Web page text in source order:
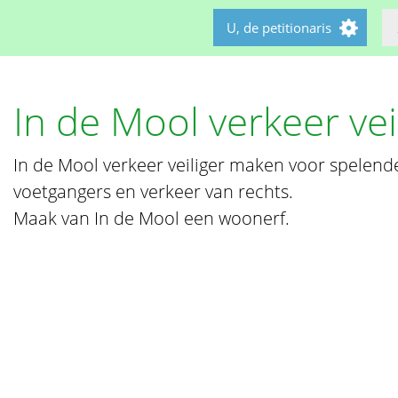
U, de petitionaris
In de Mool verkeer
In de Mool verkeer veiliger maken voor
voetgangers en verkeer van rechts.
Maak van In de Mool een woonerf.